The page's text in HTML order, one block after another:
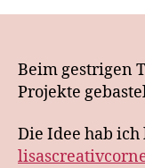
Beim gestrigen
Projekte
Die Idee hab ich